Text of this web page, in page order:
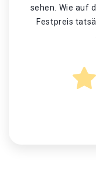
sehen. Wie auf
Festpreis